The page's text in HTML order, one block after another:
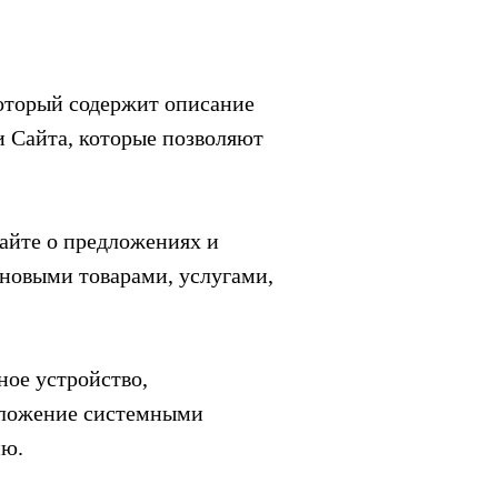
содержит описание
Сайта, которые позволяют
о предложениях и
товарами, услугами,
устройство,
системными